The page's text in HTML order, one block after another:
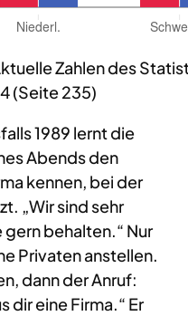
Zahlen des
(Seite 235)
1989 lernt die
Abends den
kennen, bei der
„Wir sind sehr
behalten.“ Nur
Privaten anstellen.
dann der Anruf:
dir eine Firma.“ Er